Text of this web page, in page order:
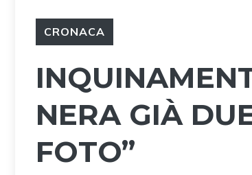
CRONACA
NERA GIÀ
FOTO”